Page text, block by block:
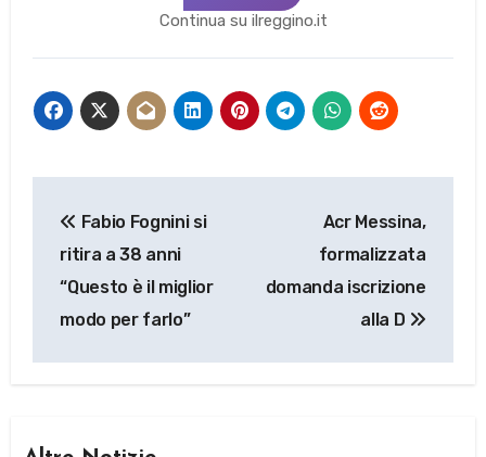
Continua su ilreggino.it
articoli
Fabio Fognini si
ritira a 38 anni
“Questo è il miglior
modo per farlo”
Acr Messina,
formalizzata
domanda iscrizione
alla D